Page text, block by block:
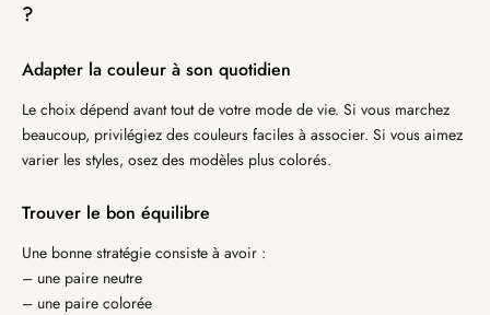
?
Adapter la couleur à son quotidien
Le choix dépend avant tout de votre mode de vie. Si vous marchez
beaucoup, privilégiez des couleurs faciles à associer. Si vous aimez
varier les styles, osez des modèles plus colorés.
Trouver le bon équilibre
Une bonne stratégie consiste à avoir :
– une paire neutre
– une paire colorée